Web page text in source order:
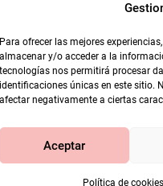
Para ofrecer las mejores
almacenar y/o acceder a la
tecnologías nos permitirá procesar
identificaciones únicas en este sitio.
afectar negativamente a ciertas
Aceptar
Política de cookies